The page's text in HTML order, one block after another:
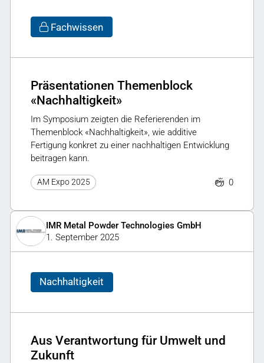
Fachwissen
Präsentationen Themenblock
«Nachhaltigkeit»
Im Symposium zeigten die Referierenden im
Themenblock «Nachhaltigkeit», wie additive
Fertigung konkret zu einer nachhaltigen Entwicklung
beitragen kann.
AM Expo 2025 0
IMR Metal Powder Technologies GmbH
1. September 2025
Nachhaltigkeit
Aus Verantwortung für Umwelt und
Zukunft